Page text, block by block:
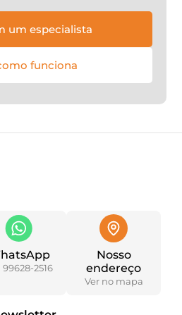
um especialista
funciona
99628-2516
Nosso
endereço
Ver no mapa